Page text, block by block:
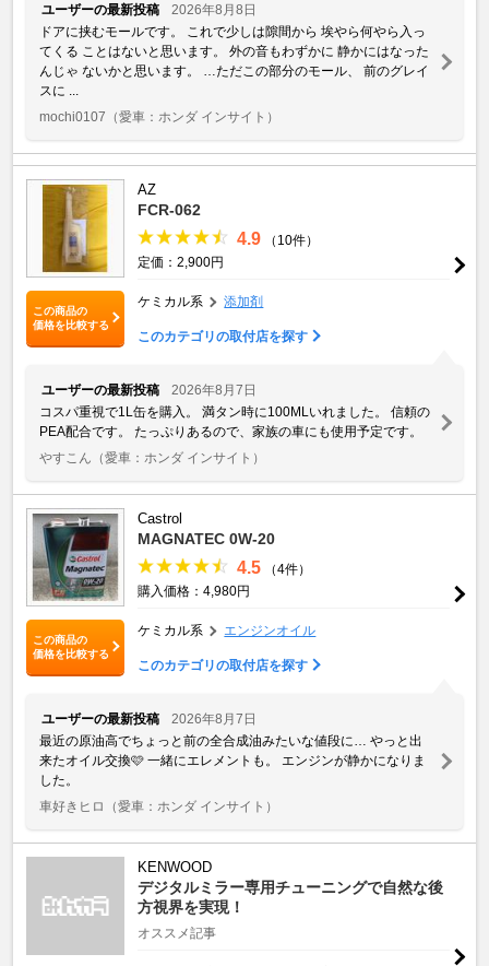
ユーザーの最新投稿
2026年8月8日
ドアに挟むモールです。 これで少しは隙間から 埃やら何やら入っ
てくる ことはないと思います。 外の音もわずかに 静かにはなった
んじゃ ないかと思います。 …ただこの部分のモール、 前のグレイ
スに ...
mochi0107 （愛車：ホンダ インサイト）
この商品の
価格を比較する
AZ
FCR-062
4.9
（10件）
定価：2,900円
ケミカル系 添加剤
このカテゴリの取付店を探す
ユーザーの最新投稿
2026年8月7日
コスパ重視で1L缶を購入。 満タン時に100MLいれました。 信頼の
PEA配合です。 たっぷりあるので、家族の車にも使用予定です。
やすこん （愛車：ホンダ インサイト）
この商品の
価格を比較する
Castrol
MAGNATEC 0W-20
4.5
（4件）
購入価格：4,980円
ケミカル系 エンジンオイル
このカテゴリの取付店を探す
ユーザーの最新投稿
2026年8月7日
最近の原油高でちょっと前の全合成油みたいな値段に… やっと出
来たオイル交換🩷 一緒にエレメントも。 エンジンが静かになりま
した。
車好きヒロ
（愛車：ホンダ インサイト）
KENWOOD
デジタルミラー専用チューニングで自然な後
方視界を実現！
オススメ記事